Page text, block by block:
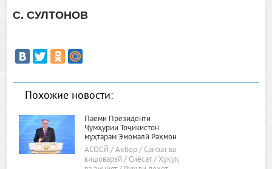
С. СУЛТОНОВ
Похожие новости:
Паёми Президенти
Ҷумҳурии Тоҷикистон
муҳтарам Эмомалӣ Раҳмон
«Дар бораи самтҳои асосии
сиёсати дохилӣ ва хориҷии
ҷумҳурӣ»
АСОСӢ / Ахбор / Саноат ва
кишоварзӣ / Сиёсат / Ҳуқуқ